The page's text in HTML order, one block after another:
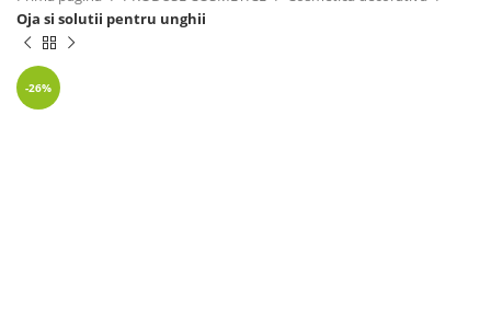
Oja si solutii pentru unghii
-26%